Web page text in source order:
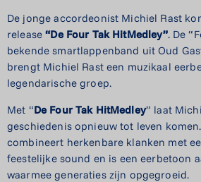
De jonge accordeonist Michiel Rast
release“De Four Tak HitMedley”. De
bekende smartlappenband uit Oud
brengt Michiel Rast een muzikaal
legendarische groep.
Met “De Four Tak HitMedley” laat
geschiedenis opnieuw tot leven
combineert herkenbare klanken met
feestelijke sound en is een eerbetoon
waarmee generaties zijn opgegroeid.